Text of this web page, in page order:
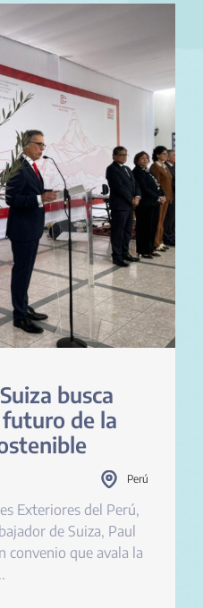
busca
de la
Perú
Exteriores del Perú,
de Suiza, Paul
convenio que avala la